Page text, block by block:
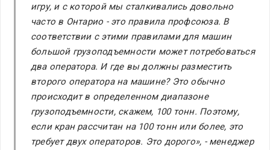
игру, и с которой мы сталкивались довольно
часто в Онтарио - это правила профсоюза. В
соответствии с этими правилами для машин
большой грузоподъемности может потребоваться
два оператора. И где вы должны разместить
второго оператора на машине? Это обычно
происходит в определенном диапазоне
грузоподъемности, скажем, 100 тонн. Поэтому,
если кран рассчитан на 100 тонн или более, это
требует двух операторов. Это дорого», - менеджер